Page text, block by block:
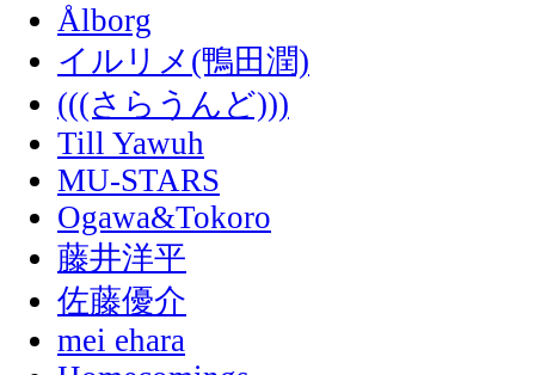
Ålborg
イルリメ(鴨田潤)
(((さらうんど)))
Till Yawuh
MU-STARS
Ogawa&Tokoro
藤井洋平
佐藤優介
mei ehara